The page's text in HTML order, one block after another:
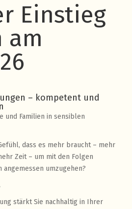
Einstieg
am
– kompetent und
und Familien in sensiblen
dass es mehr braucht – mehr
Zeit – um mit den Folgen
umzugehen?
stärkt Sie nachhaltig in Ihrer